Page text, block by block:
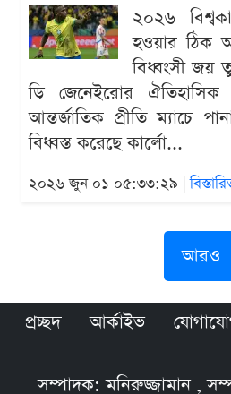
২০২৬
হওয়ার ঠিক
বিধ্বংসী জয়
ডি জেনেইরোর ঐতিহাসিক
আন্তর্জাতিক প্রীতি ম্যাচে
বিধ্বস্ত করেছে কার্লো...
২০২৬ জুন ০১ ০৫:৩৩:২৯ |
আরও
প্রচ্ছদ আর্কাইভ
সম্পাদক: মনিরুজ্জামান ,